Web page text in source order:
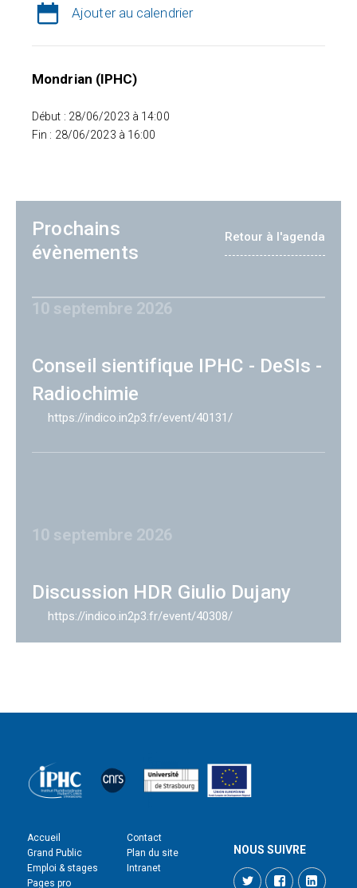
Ajouter au calendrier
Mondrian (IPHC)
Début : 28/06/2023 à 14:00
Fin : 28/06/2023 à 16:00
Prochains
évènements
Retour à l'agenda
10 septembre 2026
Conseil sientifique IPHC - DeSIs -
Radiochimie
https://indico.in2p3.fr/event/40131/
10 septembre 2026
Discussion HDR Giulio Dujany
https://indico.in2p3.fr/event/40308/
Accueil
Grand Public
Emploi & stages
Pages pro
Contact
Plan du site
Intranet
NOUS SUIVRE
TwitterFacebook